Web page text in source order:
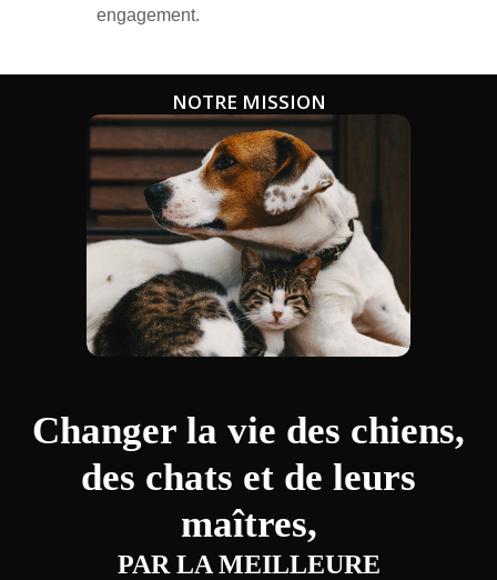
engagement.
NOTRE MISSION
Changer la vie des chiens,
des chats et de leurs
maîtres,
PAR LA MEILLEURE